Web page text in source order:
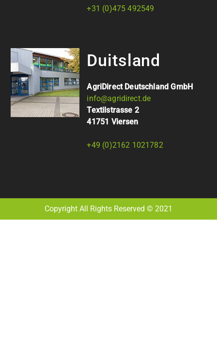
+31 (0)475 492549
Duitsland
AgriDirect Deutschland GmbH
info@agridirect.de
Textilstrasse 2
41751 Viersen
+49 (0)2162 1021782
Copyright All Rights Reserved © 2021